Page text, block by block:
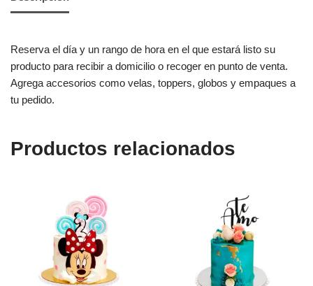
Reserva el día y un rango de hora en el que estará listo su
producto para recibir a domicilio o recoger en punto de venta.
Agrega accesorios como velas, toppers, globos y empaques a
tu pedido.
Productos relacionados